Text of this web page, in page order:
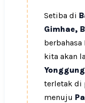
Setiba di
Gimhae,
kita akan
terletak di
menuju